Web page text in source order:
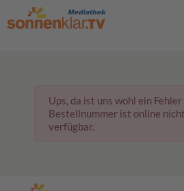
Ups, da ist uns wohl ein
Bestellnummer ist online
verfügbar.